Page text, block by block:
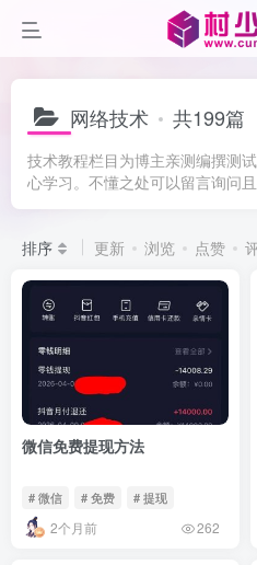
网络技术 共199篇
技术教程栏目为博主亲测编撰测
心学习。不懂之处可以留言询问且
排序 更新 浏览 点赞
微信免费提现方法
# 微信 # 免费 # 提现
2个月前 262